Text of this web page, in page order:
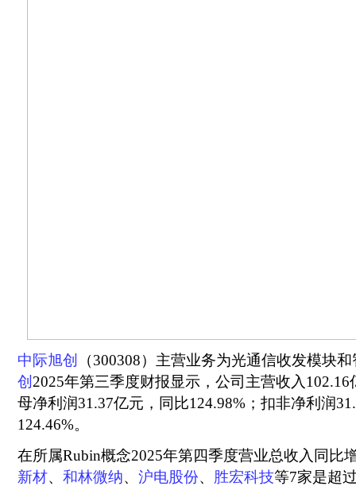
中际旭创
（300308）主营业务为光通信收发模块
创 2025年第三季度财报显示，公司主营收入102.16
母净利润31.37亿元，同比124.98%；扣非净利润
124.46%。
在所属Rubin概念2025年第四季度营业总收入同比
新材、 和林微纳、 沪电股份、 胜宏科技等7家是超